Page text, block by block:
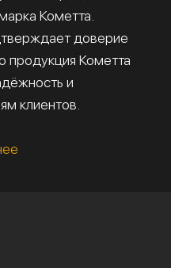
Кометта.
доверие
продукция Кометта
и
клиентов.